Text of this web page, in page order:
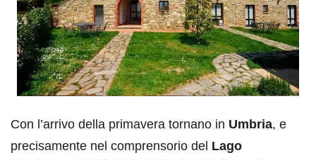
Con l’arrivo della primavera tornano in Umbria, e
precisamente nel comprensorio del Lago